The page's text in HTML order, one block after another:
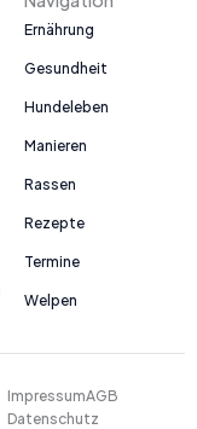
Ernährung
Gesundheit
Hundeleben
Manieren
Rassen
Rezepte
Termine
Welpen
ImpressumAGB
Datenschutz